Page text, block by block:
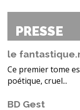
PRESSE
le
Ce premier tome
poétique, cruel...
BD Gest